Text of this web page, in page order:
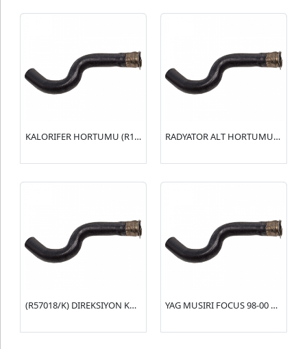
KALORIFER HORTUMU (R15154) 406 2.0 16V(6464.WN) RADYATOR ALT HORTUMU (R15153) 406 2.0 16V(1351.HN)
(R57018/K) DIREKSIYON KORUGU (SAG)(KIT) 124 (4373922) YAG MUSIRI FOCUS 98-00 1.6